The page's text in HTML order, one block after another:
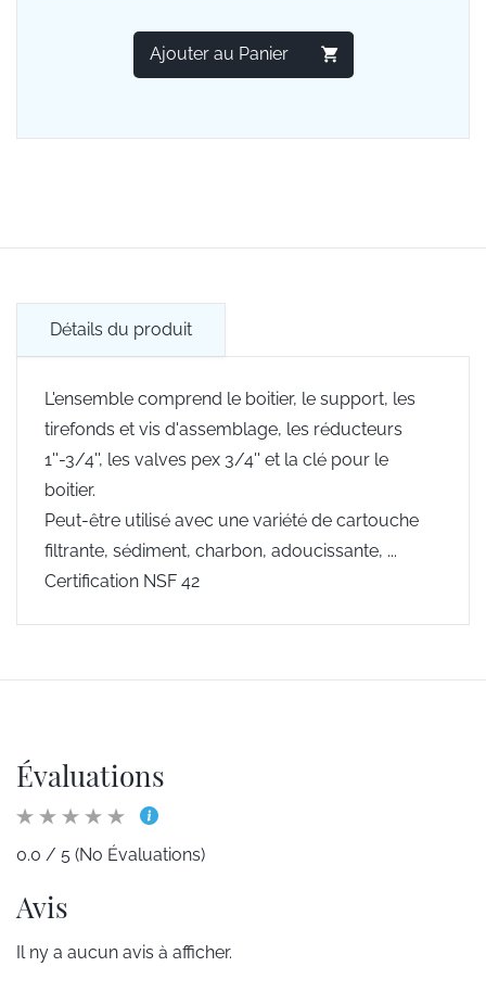
Ajouter au Panier
Détails du produit
L'ensemble comprend le boitier, le support, les
tirefonds et vis d'assemblage, les réducteurs
1''-3/4'', les valves pex 3/4'' et la clé pour le
boitier.
Peut-être utilisé avec une variété de cartouche
filtrante, sédiment, charbon, adoucissante, ...
Certification NSF 42
Évaluations
0.0 / 5 (No Évaluations)
Avis
Il ny a aucun avis à afficher.